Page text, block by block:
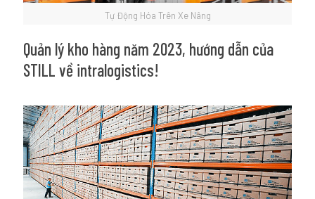
Tự Động Hóa Trên Xe Nâng
Quản lý kho hàng năm 2023, hướng dẫn của
STILL về intralogistics!